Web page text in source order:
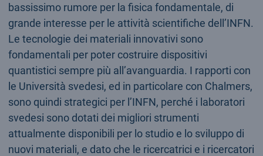
bassissimo rumore per la fisica fondamentale, di
grande interesse per le attività scientifiche dell’INFN.
Le tecnologie dei materiali innovativi sono
fondamentali per poter costruire dispositivi
quantistici sempre più all’avanguardia. I rapporti con
le Università svedesi, ed in particolare con Chalmers,
sono quindi strategici per l’INFN, perché i laboratori
svedesi sono dotati dei migliori strumenti
attualmente disponibili per lo studio e lo sviluppo di
nuovi materiali, e dato che le ricercatrici e i ricercatori